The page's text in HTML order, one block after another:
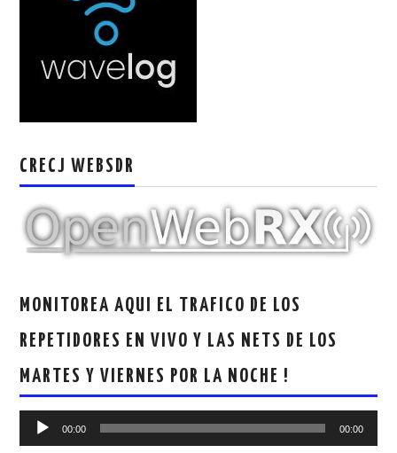
WAVELOG
CRECJ
CRECJ WEBSDR
MONITOREA AQUI EL TRAFICO DE LOS
REPETIDORES EN VIVO Y LAS NETS DE LOS
MARTES Y VIERNES POR LA NOCHE !
Reproductor
00:00 00:00